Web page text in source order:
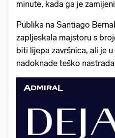
minute, kada ga je
Publika na Santiago
zapljeskala majstoru s
biti lijepa završnica, ali je
nadoknade teško